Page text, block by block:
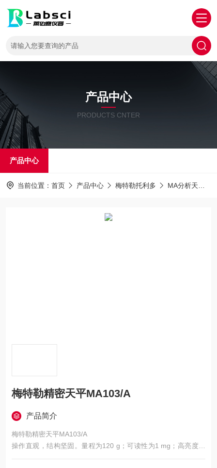
产品中心
PRODUCTS CNTER
产品中心
当前位置： 首页 产品中心 梅特勒托利多 MA分析天平
梅特勒精密天平MA103/A
产品简介
梅特勒精密天平MA103/A
操作直观，结构坚固。量程为120 g；可读性为1 mg；高亮度大
显示屏；内部校正；轻松调平；耐化学腐蚀性；USB和RS232连